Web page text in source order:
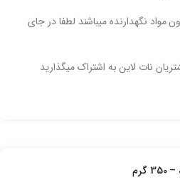
مواد نگهدارنده میباشند لطفا در جای
نات لاین به اشتراک میگذارید